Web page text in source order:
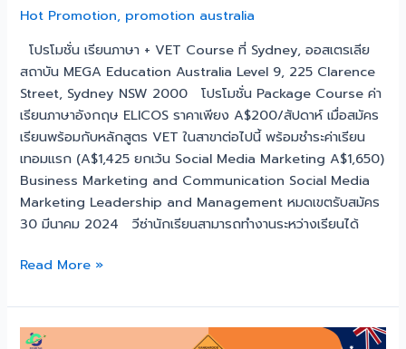
Hot Promotion, promotion australia
โปรโมชั่น เรียนภาษา + VET Course ที่ Sydney, ออสเตรเลีย
สถาบัน MEGA Education Australia Level 9, 225 Clarence
Street, Sydney NSW 2000 โปรโมชั่น Package Course ค่า
เรียนภาษาอังกฤษ ELICOS ราคาเพียง A$200/สัปดาห์ เมื่อสมัคร
เรียนพร้อมกับหลักสูตร VET ในสาขาต่อไปนี้ พร้อมชำระค่าเรียน
เทอมแรก (A$1,425 ยกเว้น Social Media Marketing A$1,650)
Business Marketing and Communication Social Media
Marketing Leadership and Management หมดเขตรับสมัคร
30 มีนาคม 2024 วีซ่านักเรียนสามารถทำงานระหว่างเรียนได้
Read More »
รวม